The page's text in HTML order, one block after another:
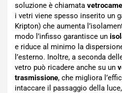
soluzione è chiamata
i vetri viene spesso inserito un
Kripton) che aumenta
modo l’infisso garantisce un
e riduce al minimo la
l’esterno. Inoltre, a seconda
vetro può ricadere anche su un
trasmissione, che migliora
intaccare il passaggio della